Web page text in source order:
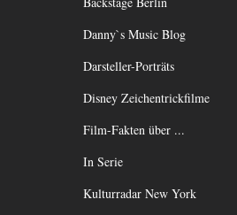
Danny`s Music Blog
Darsteller-Porträts
Disney Zeichentrickfilme
Film-Fakten über ...
In Serie
Kulturradar New York